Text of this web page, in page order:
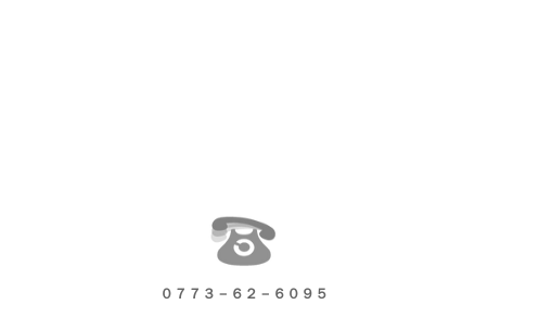
０７７３－６２－６０９５